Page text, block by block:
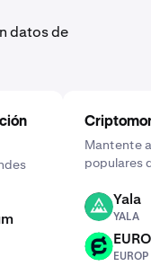
datos de
Mantente
populares
YALA Yala
YALA
EUROP
EUROP